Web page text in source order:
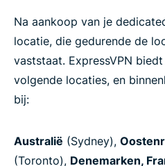
Na aankoop van je
locatie, die gedurende de
vaststaat. ExpressVPN
volgende locaties, en
bij:
Australië (Sydney),
(Toronto), Denemarken,